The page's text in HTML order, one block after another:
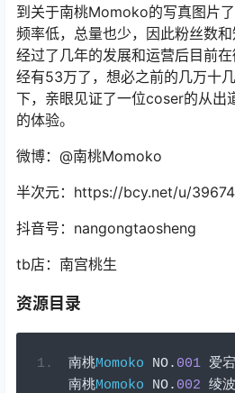
到关于南桃Momoko的写真图片
频率低，总量也少，因此粉丝数和
经过了几年的发展和运营后目前
经有53万了，想必之前的几万十
下，亲眼见证了一位coser的从出
的体验。
微博：@南桃Momoko
半次元：https://bcy.net/u/
抖音号：nangongtaosheng
tb店：南宫桃生
资源目录
南桃Momoko NO. 001 爱
南桃Momoko NO. 002 绫